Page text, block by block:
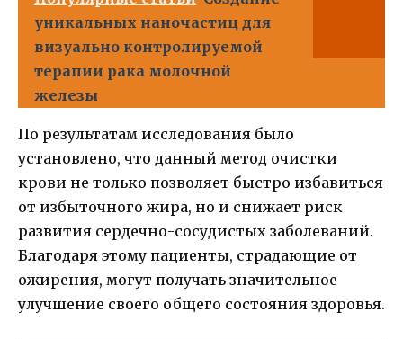
уникальных наночастиц для
визуально контролируемой
терапии рака молочной
железы
По результатам исследования было
установлено, что данный метод очистки
крови не только позволяет быстро избавиться
от избыточного жира, но и снижает риск
развития сердечно-сосудистых заболеваний.
Благодаря этому пациенты, страдающие от
ожирения, могут получать значительное
улучшение своего общего состояния здоровья.